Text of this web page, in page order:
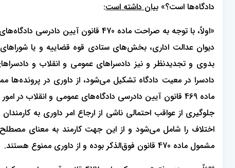
دادگاه‌ها است؟» بیان داشته است:
دیوان عدالت اداری، بخش‌های ستادی قوه قضاییه و یا
جلوگیری از عواقب احتمالی ناشی از ارجاع امر داوری به
اختلاف را شامل می‌شود و از این جهت کارمند به معنای
مشمول ماده 470 قانون فوق‌الذکر بوده و از داوری ممنوع هستند.